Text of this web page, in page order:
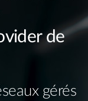
de
gérés